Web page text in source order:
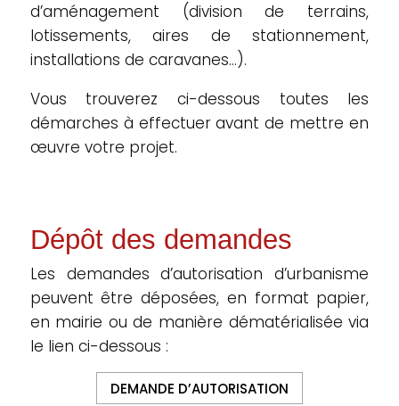
d’aménagement (division de terrains,
lotissements, aires de stationnement,
installations de caravanes…).
Vous trouverez ci-dessous toutes les
démarches à effectuer avant de mettre en
œuvre votre projet.
Dépôt des demandes
Les demandes d’autorisation d’urbanisme
peuvent être déposées, en format papier,
en mairie ou de manière dématérialisée via
le lien ci-dessous :
DEMANDE D’AUTORISATION